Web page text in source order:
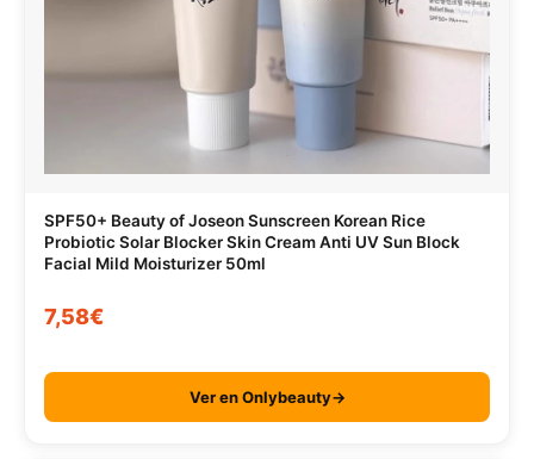
SPF50+ Beauty of Joseon Sunscreen Korean Rice
Probiotic Solar Blocker Skin Cream Anti UV Sun Block
Facial Mild Moisturizer 50ml
7,58€
Ver en Onlybeauty→